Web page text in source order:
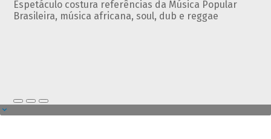
Espetáculo costura referências da Música Popular
Brasileira, música africana, soul, dub e reggae